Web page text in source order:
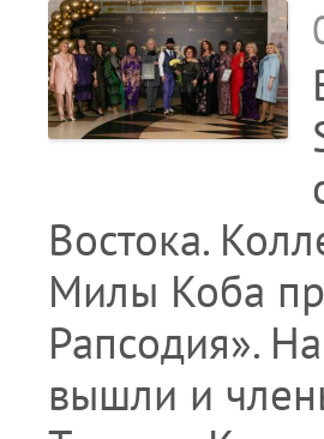
Востока.
Милы Коба
Рапсодия».
вышли и